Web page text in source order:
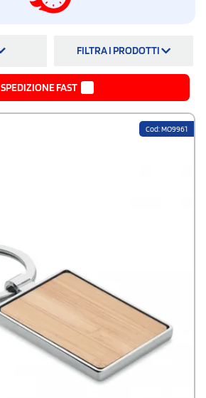
FILTRA I PRODOTTI
SPEDIZIONE FAST
Cod: MO9961